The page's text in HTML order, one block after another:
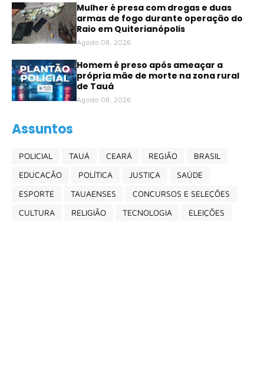
Mulher é presa com drogas e duas
armas de fogo durante operação do
Raio em Quiterianópolis
Agosto 08, 2026
Homem é preso após ameaçar a
própria mãe de morte na zona rural
de Tauá
Agosto 08, 2026
Assuntos
POLICIAL TAUÁ CEARÁ REGIÃO
BRASIL
EDUCAÇÃO
POLÍTICA JUSTIÇA
SAÚDE
ESPORTE
TAUAENSES
CONCURSOS E SELEÇÕES
CULTURA
RELIGIÃO TECNOLOGIA ELEIÇÕES